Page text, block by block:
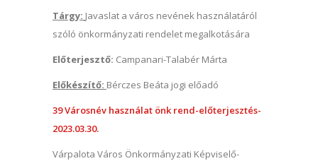
Tárgy: Javaslat a város nevének használatáról
szóló önkormányzati rendelet megalkotására
Előterjesztő: Campanari-Talabér Márta
Előkészítő: Bérczes Beáta jogi előadó
39 Városnév használat önk rend-előterjesztés-
2023.03.30.
Várpalota Város Önkormányzati Képviselő-